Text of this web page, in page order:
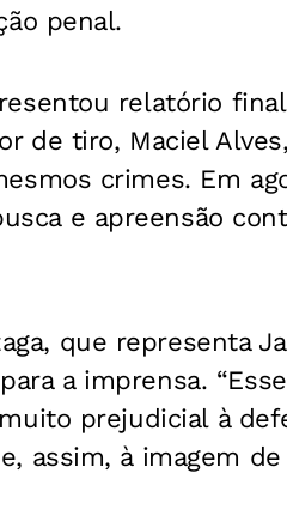
penal.
relatório
de tiro, Maciel
crimes. Em
e apreensão
que representa
a imprensa.
prejudicial à
assim, à imagem